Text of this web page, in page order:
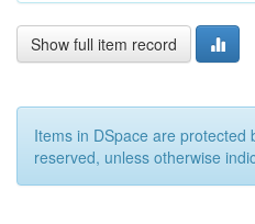
Show full item record
Items in DSpace are protected
reserved, unless otherwise